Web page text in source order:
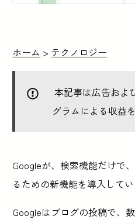
ホーム > テクノロジー
本記事は広告およ
グラムによる収益
Googleが、検索機能だけで
るための新機能を導入してい
Googleはブログの投稿で、